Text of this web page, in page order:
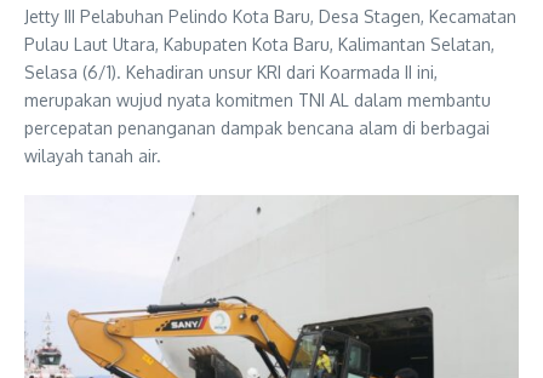
Jetty III Pelabuhan Pelindo Kota Baru, Desa Stagen, Kecamatan
Pulau Laut Utara, Kabupaten Kota Baru, Kalimantan Selatan,
Selasa (6/1). Kehadiran unsur KRI dari Koarmada II ini,
merupakan wujud nyata komitmen TNI AL dalam membantu
percepatan penanganan dampak bencana alam di berbagai
wilayah tanah air.